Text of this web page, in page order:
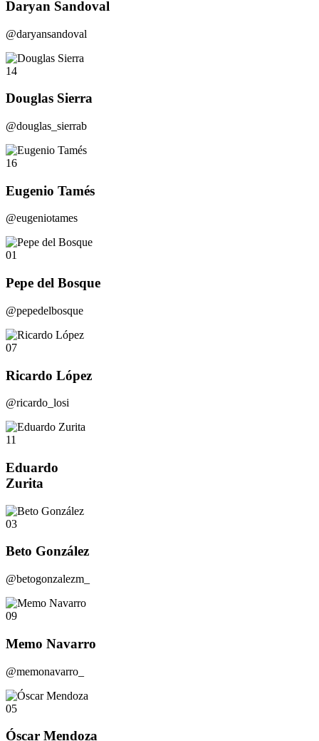
Daryan Sandoval
@daryansandoval
14
Douglas Sierra
@douglas_sierrab
16
Eugenio Tamés
@eugeniotames
01
Pepe del Bosque
@pepedelbosque
07
Ricardo López
@ricardo_losi
11
Eduardo
Zurita
03
Beto González
@betogonzalezm_
09
Memo Navarro
@memonavarro_
05
Óscar Mendoza